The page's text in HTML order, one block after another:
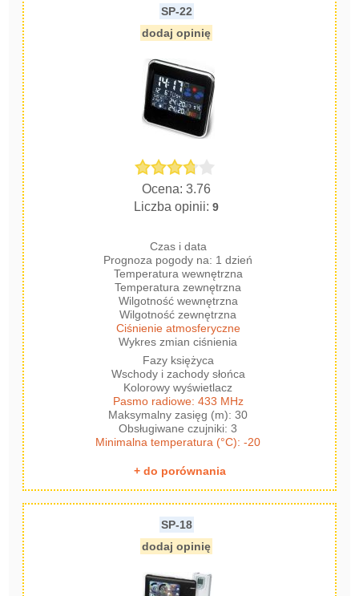
SP-22
dodaj opinię
Ocena: 3.76
Liczba opinii:9
Czas i data
Prognoza pogody na: 1 dzień
Temperatura wewnętrzna
Temperatura zewnętrzna
Wilgotność wewnętrzna
Wilgotność zewnętrzna
Ciśnienie atmosferyczne
Wykres zmian ciśnienia
Fazy księżyca
Wschody i zachody słońca
Kolorowy wyświetlacz
Pasmo radiowe: 433 MHz
Maksymalny zasięg (m): 30
Obsługiwane czujniki: 3
Minimalna temperatura (°C): -20
+ do porównania
SP-18
dodaj opinię